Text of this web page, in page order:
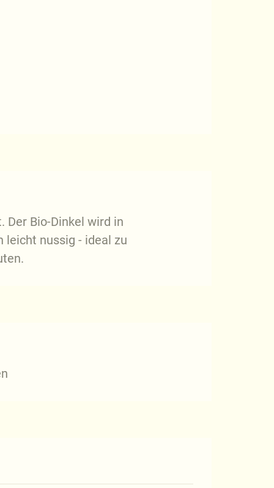
Der Bio-Dinkel wird in
leicht nussig - ideal zu